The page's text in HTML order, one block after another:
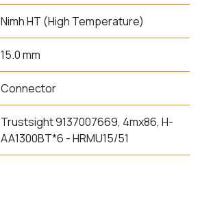
Nimh HT (High Temperature)
15.0 mm
Connector
Trustsight 9137007669, 4mx86, H-
AA1300BT*6 - HRMU15/51